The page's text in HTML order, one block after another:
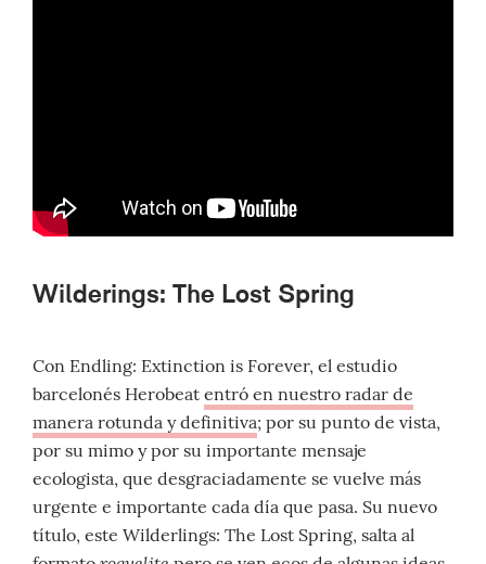
Wilderings: The Lost Spring
Con Endling: Extinction is Forever, el estudio
barcelonés Herobeat entró en nuestro radar de
manera rotunda y definitiva; por su punto de vista,
por su mimo y por su importante mensaje
ecologista, que desgraciadamente se vuelve más
urgente e importante cada día que pasa. Su nuevo
título, este Wilderlings: The Lost Spring, salta al